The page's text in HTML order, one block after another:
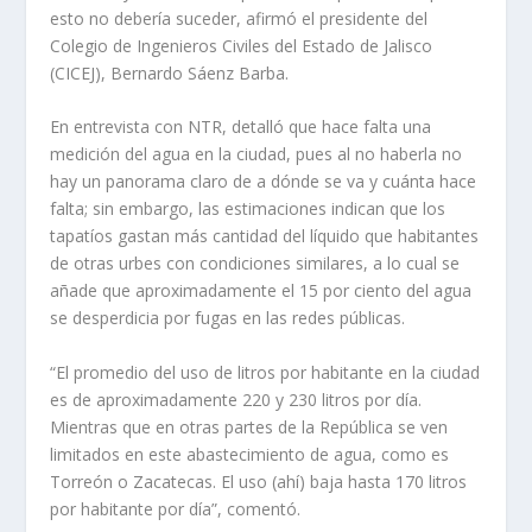
esto no debería suceder, afirmó el presidente del
Colegio de Ingenieros Civiles del Estado de Jalisco
(CICEJ), Bernardo Sáenz Barba.
En entrevista con NTR, detalló que hace falta una
medición del agua en la ciudad, pues al no haberla no
hay un panorama claro de a dónde se va y cuánta hace
falta; sin embargo, las estimaciones indican que los
tapatíos gastan más cantidad del líquido que habitantes
de otras urbes con condiciones similares, a lo cual se
añade que aproximadamente el 15 por ciento del agua
se desperdicia por fugas en las redes públicas.
“El promedio del uso de litros por habitante en la ciudad
es de aproximadamente 220 y 230 litros por día.
Mientras que en otras partes de la República se ven
limitados en este abastecimiento de agua, como es
Torreón o Zacatecas. El uso (ahí) baja hasta 170 litros
por habitante por día”, comentó.